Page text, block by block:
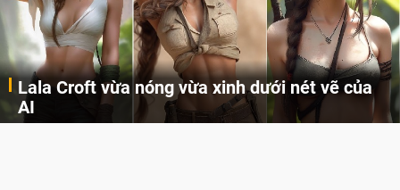
Lala Croft vừa nóng vừa xinh dưới nét vẽ của
AI